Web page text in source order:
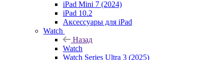
iPad Mini 7 (2024)
iPad 10.2
Аксессуары для iPad
Watch
Назад
Watch
Watch Series Ultra 3 (2025)